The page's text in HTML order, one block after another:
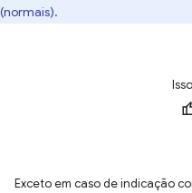
(normais).
Exceto em caso de indicação